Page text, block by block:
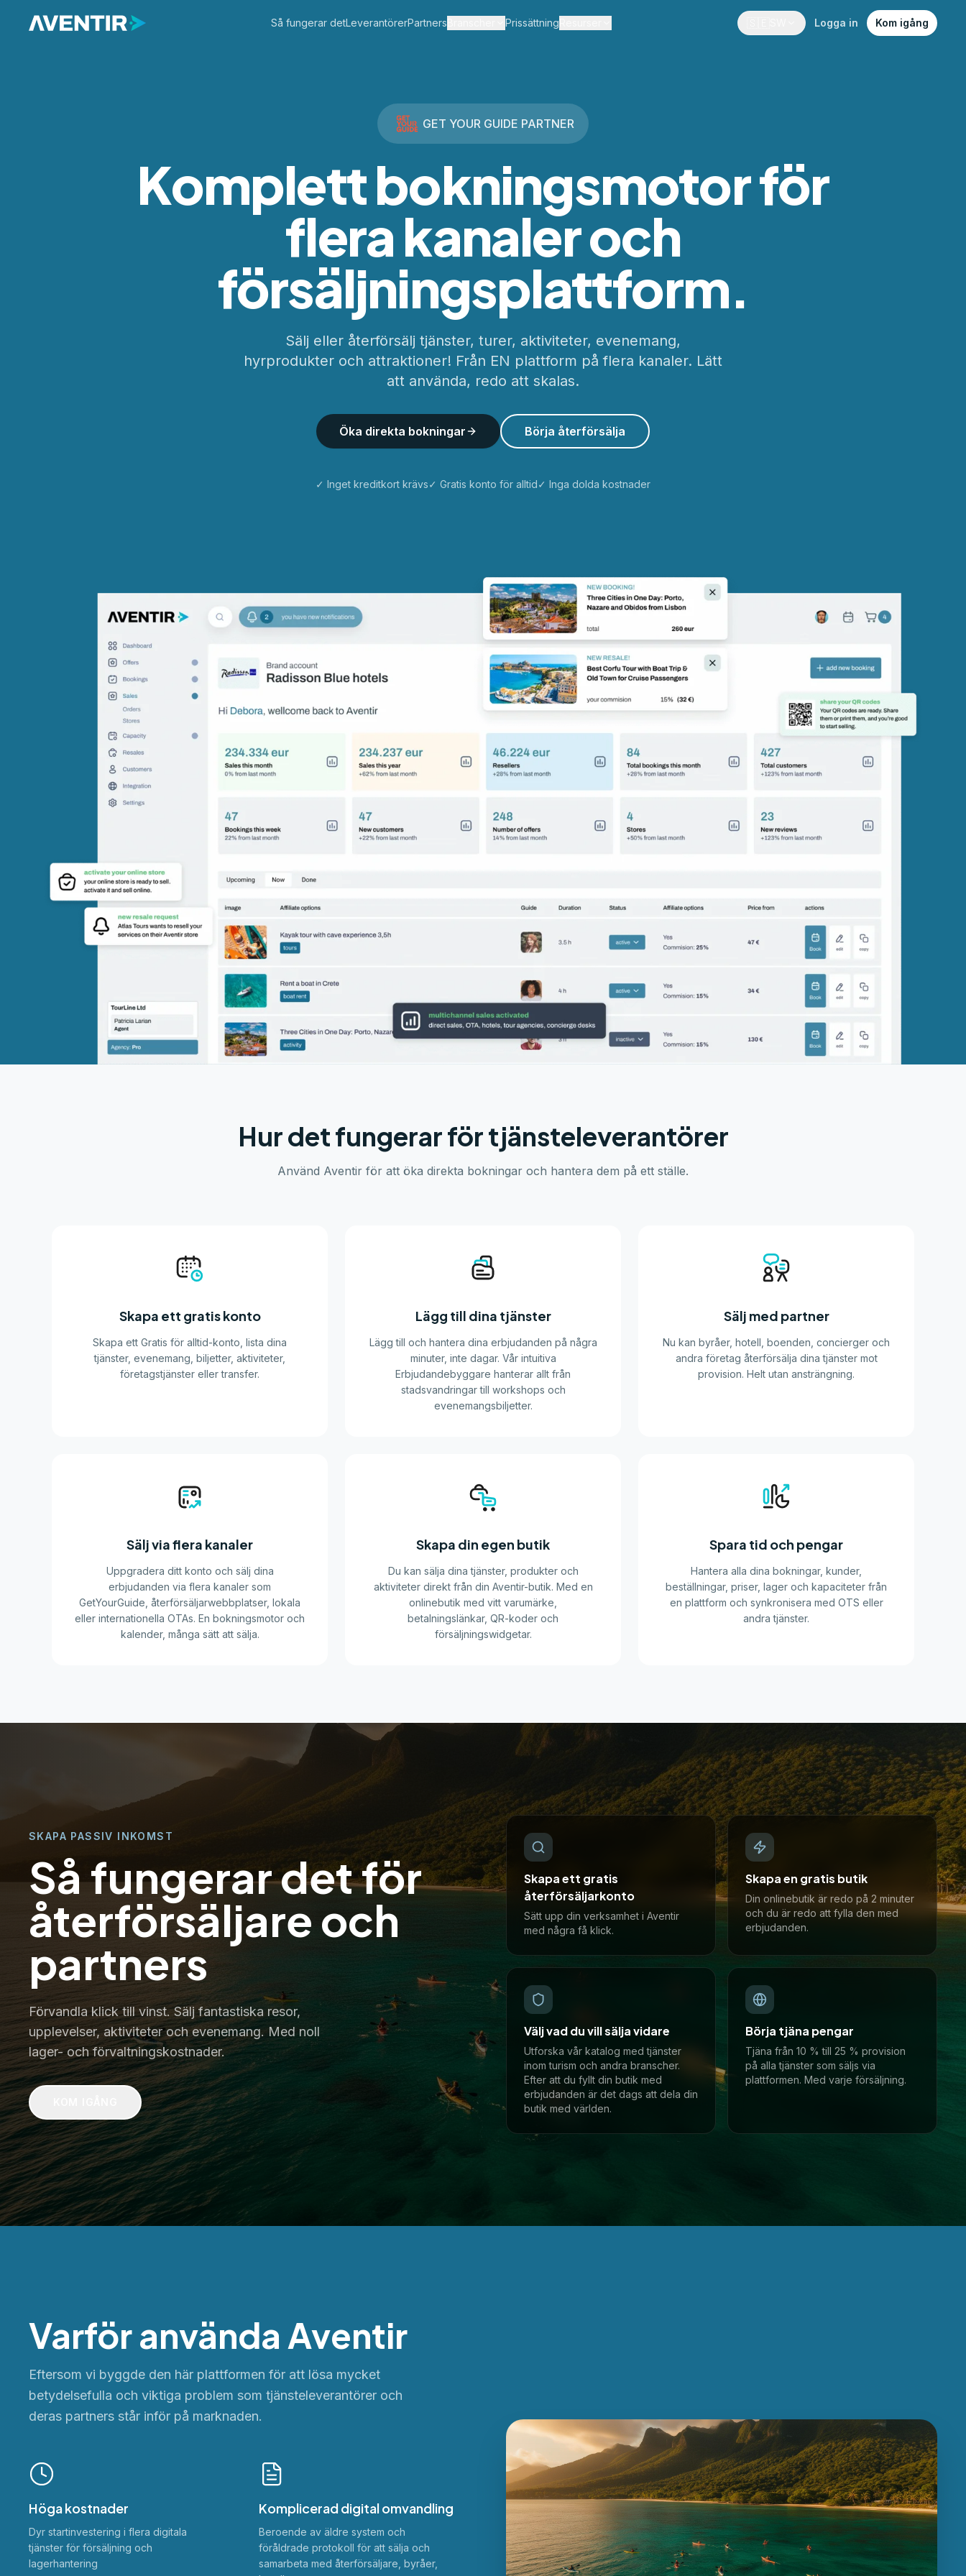
Så fungerar detLeverantörerPartners
Transfer
Företagstjänster
Prissättning
Branschinsikter
Om oss
Logga in Kom igång
GET YOUR GUIDE PARTNER
Komplett bokningsmotor för
flera kanaler och
försäljningsplattform.
Sälj eller återförsälj tjänster, turer, aktiviteter, evenemang,
hyrprodukter och attraktioner! Från EN plattform på flera kanaler. Lätt
att använda, redo att skalas.
Öka direkta bokningar Börja återförsälja
✓ Inget kreditkort krävs✓ Gratis konto för alltid✓ Inga dolda kostnader
Hur det fungerar för tjänsteleverantörer
Använd Aventir för att öka direkta bokningar och hantera dem på ett ställe.
Skapa ett gratis konto
Skapa ett Gratis för alltid-konto, lista dina
tjänster, evenemang, biljetter, aktiviteter,
företagstjänster eller transfer.
Lägg till dina tjänster
Lägg till och hantera dina erbjudanden på några
minuter, inte dagar. Vår intuitiva
Erbjudandebyggare hanterar allt från
stadsvandringar till workshops och
evenemangsbiljetter.
Sälj med partner
Nu kan byråer, hotell, boenden, concierger och
andra företag återförsälja dina tjänster mot
provision. Helt utan ansträngning.
Sälj via flera kanaler
Uppgradera ditt konto och sälj dina
erbjudanden via flera kanaler som
GetYourGuide, återförsäljarwebbplatser, lokala
eller internationella OTAs. En bokningsmotor och
kalender, många sätt att sälja.
Skapa din egen butik
Du kan sälja dina tjänster, produkter och
aktiviteter direkt från din Aventir-butik. Med en
onlinebutik med vitt varumärke,
betalningslänkar, QR-koder och
försäljningswidgetar.
Spara tid och pengar
Hantera alla dina bokningar, kunder,
beställningar, priser, lager och kapaciteter från
en plattform och synkronisera med OTS eller
andra tjänster.
SKAPA PASSIV INKOMST
Så fungerar det för
återförsäljare och
partners
Förvandla klick till vinst. Sälj fantastiska resor,
upplevelser, aktiviteter och evenemang. Med noll
lager- och förvaltningskostnader.
Skapa ett gratis
återförsäljarkonto
Sätt upp din verksamhet i Aventir
med några få klick.
Skapa en gratis butik
Din onlinebutik är redo på 2 minuter
och du är redo att fylla den med
erbjudanden.
Välj vad du vill sälja vidare
Utforska vår katalog med tjänster
inom turism och andra branscher.
Efter att du fyllt din butik med
erbjudanden är det dags att dela din
butik med världen.
Börja tjäna pengar
Tjäna från 10 % till 25 % provision
på alla tjänster som säljs via
plattformen. Med varje försäljning.
Varför använda Aventir
Eftersom vi byggde den här plattformen för att lösa mycket
betydelsefulla och viktiga problem som tjänsteleverantörer och
deras partners står inför på marknaden.
Höga kostnader
Dyr startinvestering i flera digitala
tjänster för försäljning och
lagerhantering
Komplicerad digital omvandling
Beroende av äldre system och
föråldrade protokoll för att sälja och
samarbeta med återförsäljare, byråer,